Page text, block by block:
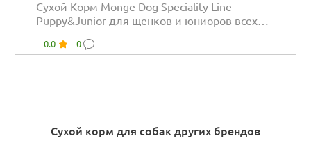
Сухой Корм Monge Dog Speciality Line
Puppy&Junior для щенков и юниоров всех
0.0 0
Сухой корм для собак других брендов